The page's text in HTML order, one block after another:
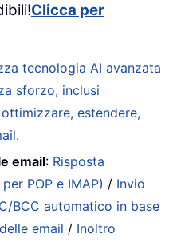
Clicca per
tecnologia AI avanzata
sforzo, inclusi
estendere,
email: Risposta
POP e IMAP) / Invio
BCC automatico in base
email / Inoltro